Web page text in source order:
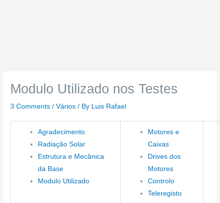
Modulo Utilizado nos Testes
3 Comments /Vários / By Luis Rafael
Agradecimento
Radiação Solar
Estrutura e Mecânica
da Base
Modulo Utilizado
Motores e
Caixas
Drives dos
Motores
Controlo
Teleregisto